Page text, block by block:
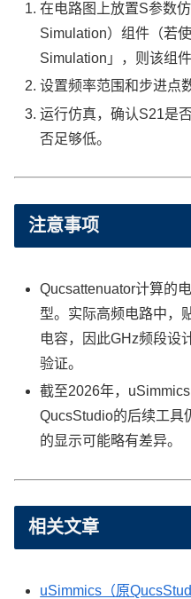
在电路图上放置S参数
Simulation）组件（若
Simulation」，则该组
设置频率范围和步进点
运行仿真，确认S21是
否足够低。
注意事项
Qucsattenuator计算的
型。实际高频电路中，
电容，因此GHz频段设
验证。
截至2026年，
QucsStudio的后续工具
的显示可能略有差异。
相关文章
uSimmics（原